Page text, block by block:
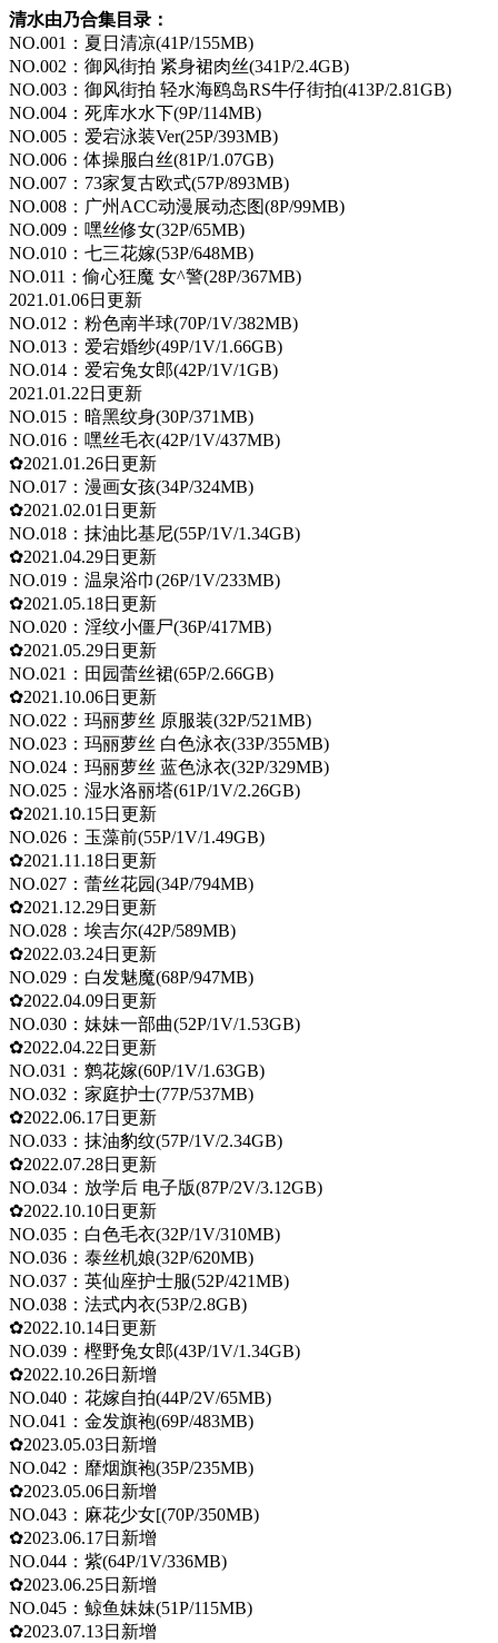
清水由乃合集目录：
NO.001：夏日清凉(41P/155MB)
NO.002：御风街拍 紧身裙肉丝(341P/2.4GB)
NO.003：御风街拍 轻水海鸥岛RS牛仔街拍(413P/2.81GB)
NO.004：死库水水下(9P/114MB)
NO.005：爱宕泳装Ver(25P/393MB)
NO.006：体操服白丝(81P/1.07GB)
NO.007：73家复古欧式(57P/893MB)
NO.008：广州ACC动漫展动态图(8P/99MB)
NO.009：嘿丝修女(32P/65MB)
NO.010：七三花嫁(53P/648MB)
NO.011：偷心狂魔 女^警(28P/367MB)
2021.01.06日更新
NO.012：粉色南半球(70P/1V/382MB)
NO.013：爱宕婚纱(49P/1V/1.66GB)
NO.014：爱宕兔女郎(42P/1V/1GB)
2021.01.22日更新
NO.015：暗黑纹身(30P/371MB)
NO.016：嘿丝毛衣(42P/1V/437MB)
✿2021.01.26日更新
NO.017：漫画女孩(34P/324MB)
✿2021.02.01日更新
NO.018：抹油比基尼(55P/1V/1.34GB)
✿2021.04.29日更新
NO.019：温泉浴巾(26P/1V/233MB)
✿2021.05.18日更新
NO.020：淫纹小僵尸(36P/417MB)
✿2021.05.29日更新
NO.021：田园蕾丝裙(65P/2.66GB)
✿2021.10.06日更新
NO.022：玛丽萝丝 原服装(32P/521MB)
NO.023：玛丽萝丝 白色泳衣(33P/355MB)
NO.024：玛丽萝丝 蓝色泳衣(32P/329MB)
NO.025：湿水洛丽塔(61P/1V/2.26GB)
✿2021.10.15日更新
NO.026：玉藻前(55P/1V/1.49GB)
✿2021.11.18日更新
NO.027：蕾丝花园(34P/794MB)
✿2021.12.29日更新
NO.028：埃吉尔(42P/589MB)
✿2022.03.24日更新
NO.029：白发魅魔(68P/947MB)
✿2022.04.09日更新
NO.030：妹妹一部曲(52P/1V/1.53GB)
✿2022.04.22日更新
NO.031：鹩花嫁(60P/1V/1.63GB)
NO.032：家庭护士(77P/537MB)
✿2022.06.17日更新
NO.033：抹油豹纹(57P/1V/2.34GB)
✿2022.07.28日更新
NO.034：放学后 电子版(87P/2V/3.12GB)
✿2022.10.10日更新
NO.035：白色毛衣(32P/1V/310MB)
NO.036：泰丝机娘(32P/620MB)
NO.037：英仙座护士服(52P/421MB)
NO.038：法式内衣(53P/2.8GB)
✿2022.10.14日更新
NO.039：樫野兔女郎(43P/1V/1.34GB)
✿2022.10.26日新增
NO.040：花嫁自拍(44P/2V/65MB)
NO.041：金发旗袍(69P/483MB)
✿2023.05.03日新增
NO.042：靡烟旗袍(35P/235MB)
✿2023.05.06日新增
NO.043：麻花少女[(70P/350MB)
✿2023.06.17日新增
NO.044：紫(64P/1V/336MB)
✿2023.06.25日新增
NO.045：鲸鱼妹妹(51P/115MB)
✿2023.07.13日新增